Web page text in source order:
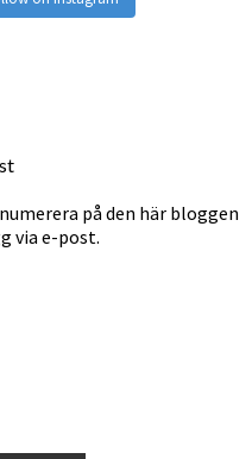
på den här bloggen
via e-post.